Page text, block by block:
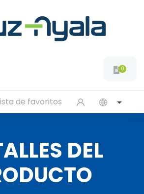
0
de favoritos
DEL